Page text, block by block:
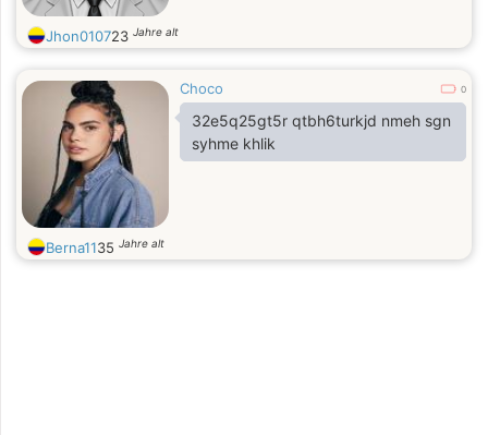
Jhon010723 Jahre alt
Choco 0
32e5q25gt5r qtbh6turkjd nmeh sgn
syhme khlik
Berna1135 Jahre alt